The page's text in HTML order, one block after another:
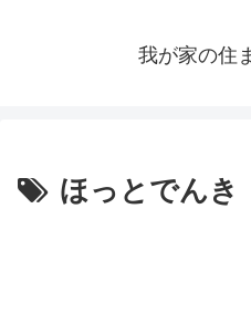
我が家の住
ほっとでんき